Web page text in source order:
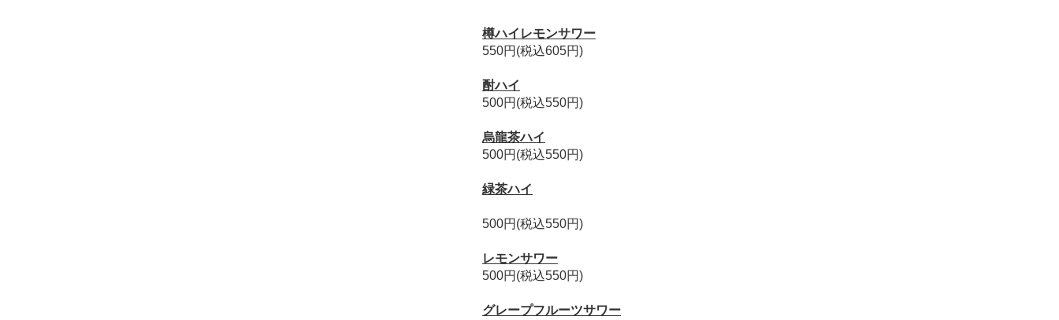
樽ハイレモンサワー
550円(税込605円)
酎ハイ
500円(税込550円)
烏龍茶ハイ
500円(税込550円)
緑茶ハイ
500円(税込550円)
レモンサワー
500円(税込550円)
グレープフルーツサワー